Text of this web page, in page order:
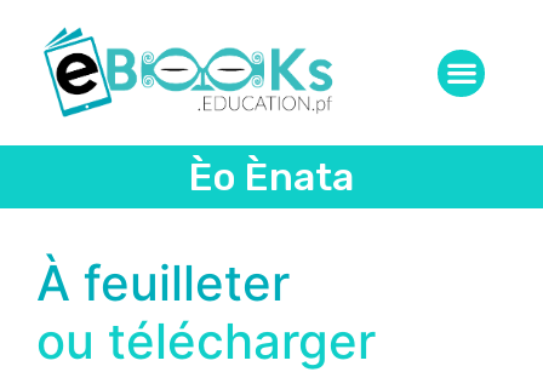
Èo Ènata
À feuilleter
ou télécharger